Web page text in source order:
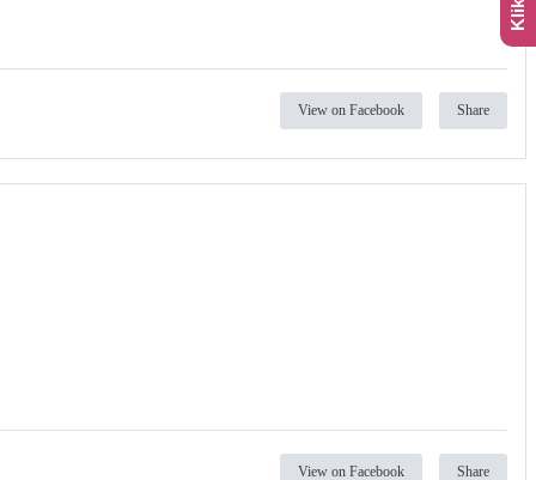
View on Facebook Share
View on Facebook Share